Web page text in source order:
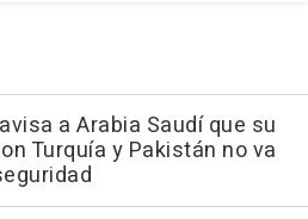
a Arabia Saudí que su
Turquía y Pakistán no va